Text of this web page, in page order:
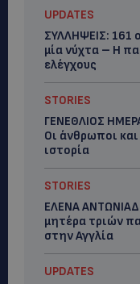
UPDATES
ΣΥΛΛΗΨΕΙΣ: 161
μία νύχτα – Η
ελέγχους
STORIES
ΓΕΝΕΘΛΙΟΣ
Οι άνθρωποι και
ιστορία
STORIES
ΕΛΕΝΑ
μητέρα τριών
στην Αγγλία
UPDATES